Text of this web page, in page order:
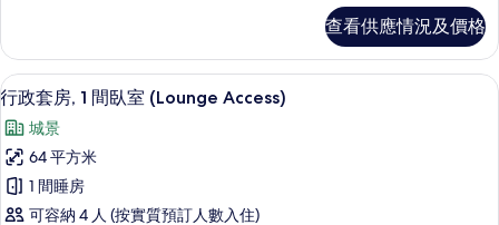
的
相
片
露
台
詳
情
查看供應情況及價格
載
入
所
有
行
高級寢具、特厚豪華床墊、迷你吧、
9
行政套房, 1 間臥室 (Lounge Access)
城景
64 平方米
1 間睡房
可容納 4 人 (按實質預訂人數入住)